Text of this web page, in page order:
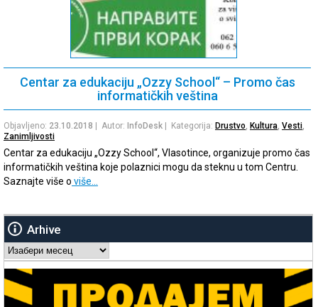
Centar za edukaciju „Ozzy School“ – Promo čas
informatičkih veština
Objavljeno: 23.10.2018 | Autor: InfoDesk | Kategorija: Drustvo, Kultura, Vesti,
Zanimljivosti
Centar za edukaciju „Ozzy School“, Vlasotince, organizuje promo čas
informatičkih veština koje polaznici mogu da steknu u tom Centru.
Saznajte više o više…
Arhive
Arhive